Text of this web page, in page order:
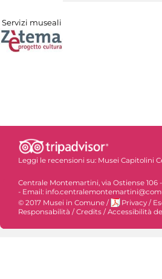
Servizi museali
Leggi le recensioni su: Musei Capitolini
Centrale Montemartini, via Ostiense 106
- Email:
© 2017 Musei in Comune / Privacy /
Responsabilità / Credits / Accessibilità